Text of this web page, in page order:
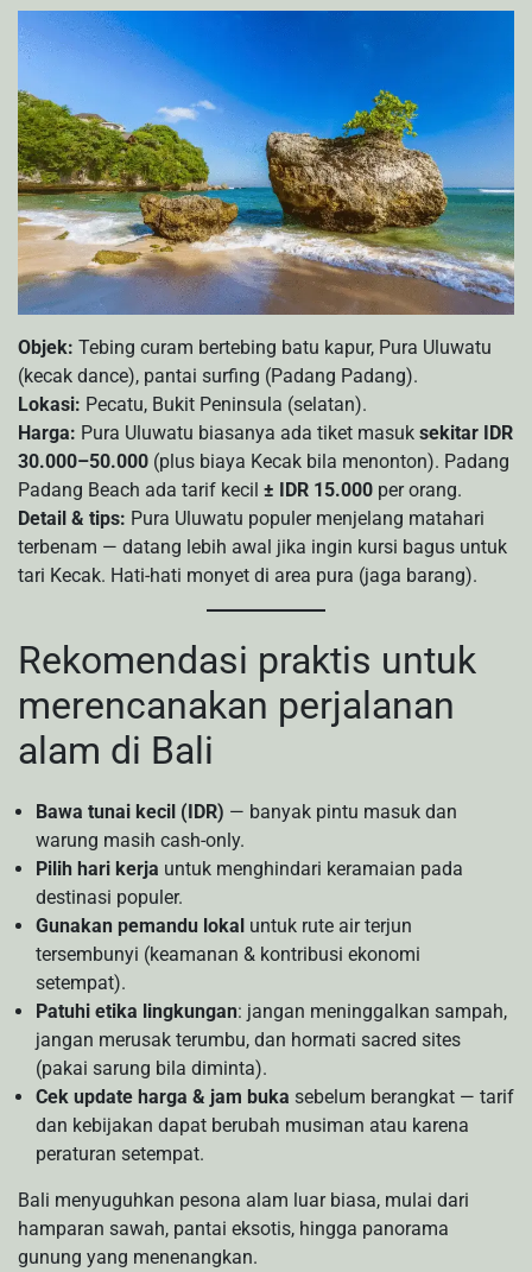
Objek: Tebing curam bertebing batu kapur, Pura Uluwatu
(kecak dance), pantai surfing (Padang Padang).
Lokasi: Pecatu, Bukit Peninsula (selatan).
Harga: Pura Uluwatu biasanya ada tiket masuk sekitar IDR
30.000–50.000 (plus biaya Kecak bila menonton). Padang
Padang Beach ada tarif kecil ± IDR 15.000 per orang.
Detail & tips: Pura Uluwatu populer menjelang matahari
terbenam — datang lebih awal jika ingin kursi bagus untuk
tari Kecak. Hati-hati monyet di area pura (jaga barang).
Rekomendasi praktis untuk
merencanakan perjalanan
alam di Bali
Bawa tunai kecil (IDR) — banyak pintu masuk dan
warung masih cash-only.
Pilih hari kerja untuk menghindari keramaian pada
destinasi populer.
Gunakan pemandu lokal untuk rute air terjun
tersembunyi (keamanan & kontribusi ekonomi
setempat).
Patuhi etika lingkungan: jangan meninggalkan sampah,
jangan merusak terumbu, dan hormati sacred sites
(pakai sarung bila diminta).
Cek update harga & jam buka sebelum berangkat — tarif
dan kebijakan dapat berubah musiman atau karena
peraturan setempat.
Bali menyuguhkan pesona alam luar biasa, mulai dari
hamparan sawah, pantai eksotis, hingga panorama
gunung yang menenangkan.